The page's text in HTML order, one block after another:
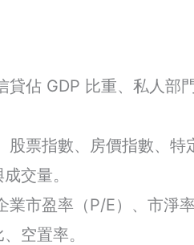
貸佔 GDP 比重、私人部
股票指數、房價指數、特
交量。
業市盈率（P/E）、市淨
空置率。